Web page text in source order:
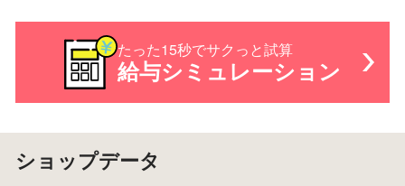
たった15秒でサクっと試算
給与シミュレーション
ショップデータ